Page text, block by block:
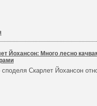
Йохансон: Много лесно
споделя Скарлет Йохансон